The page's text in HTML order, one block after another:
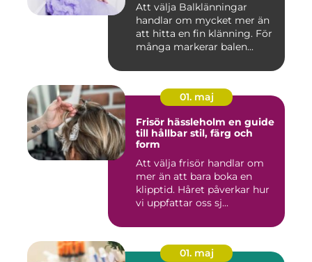
Att välja Balklänningar
handlar om mycket mer än
att hitta en fin klänning. För
många markerar balen...
01. maj
Frisör hässleholm en guide
till hållbar stil, färg och
form
Att välja frisör handlar om
mer än att bara boka en
klipptid. Håret påverkar hur
vi uppfattar oss sj...
01. maj